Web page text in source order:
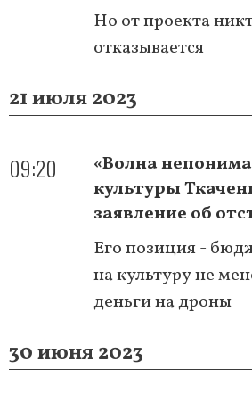
Но от проекта
отказывается
21 июля 2023
09:20
«Волна
культуры
заявление об
Его позиция -
на культуру не
деньги на дроны
30 июня 2023